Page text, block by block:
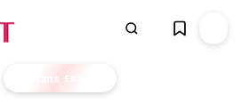
Finans EKSTRA